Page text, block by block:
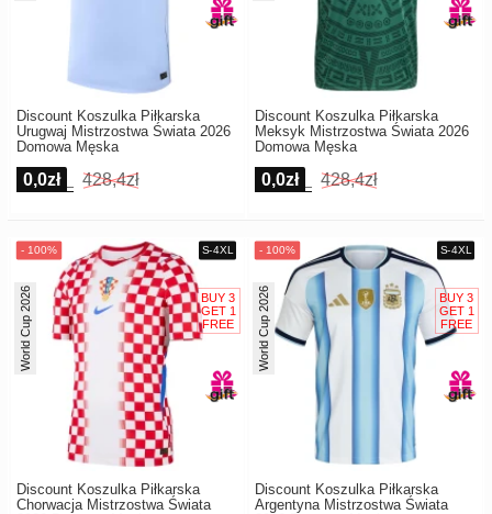
Discount Koszulka Piłkarska
Urugwaj Mistrzostwa Świata 2026
Domowa Męska
0,0zł 428,4zł
Discount Koszulka Piłkarska
Meksyk Mistrzostwa Świata 2026
Domowa Męska
0,0zł 428,4zł
Discount Koszulka Piłkarska
Chorwacja Mistrzostwa Świata
World Cup 2026
Discount Koszulka Piłkarska
Argentyna Mistrzostwa Świata
World Cup 2026